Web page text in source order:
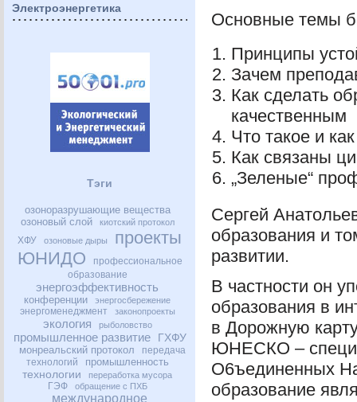
Электроэнергетика
Тэги
озоноразрушающие вещества
озоновый слой
киотский протокол
ХФУ озоновые дыры
проекты
ЮНИДО
профессиональное
образование
энергоэффективность
конференции энергосбережение
энергоменеджмент законопроекты
экология рыболовство
промышленное развитие ГХФУ
монреальский протокол
передача
технологий
промышленность
технологии переработка мусора
ГЭФ обращение с ПХБ
международное
Основные темы
Принципы
Зачем
Как сделать
качественным
Что такое и
Как связаны
„Зеленые“
Сергей
образования и
развитии.
В частности он
образования в
в Дорожную
ЮНЕСКО –
О6ъединенных
образование